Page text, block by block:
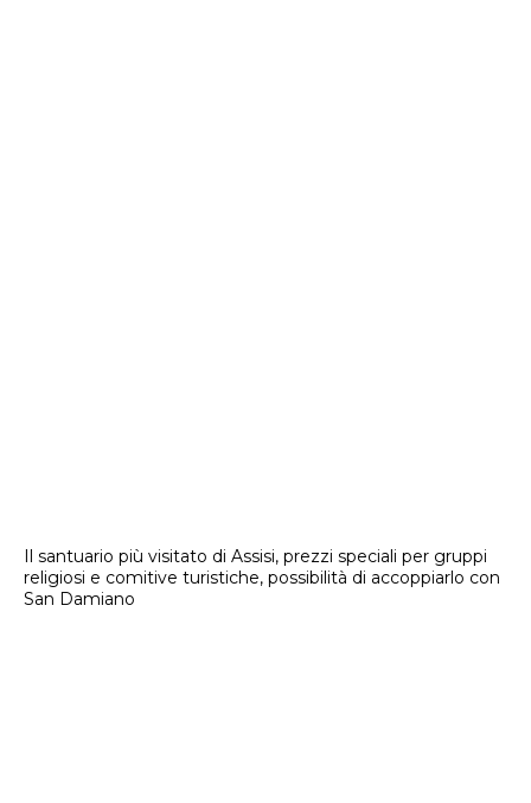
Il santuario più visitato di Assisi, prezzi speciali per gruppi
religiosi e comitive turistiche, possibilità di accoppiarlo con
San Damiano